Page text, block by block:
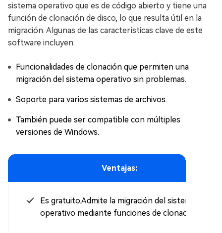
sistema operativo que es de código abierto y tiene una
función de clonación de disco, lo que resulta útil en la
migración. Algunas de las características clave de este
software incluyen:
Funcionalidades de clonación que permiten una
migración del sistema operativo sin problemas.
Soporte para varios sistemas de archivos.
También puede ser compatible con múltiples
versiones de Windows.
Ventajas:
Es gratuito.Admite la migración del sistema
operativo mediante funciones de clonación.